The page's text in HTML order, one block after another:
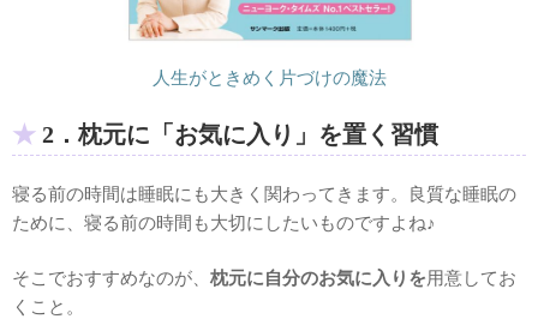
人生がときめく片づけの魔法
2．枕元に「お気に入り」を置く習慣
寝る前の時間は睡眠にも大きく関わってきます。良質な睡眠の
ために、寝る前の時間も大切にしたいものですよね♪
そこでおすすめなのが、 枕元に自分のお気に入りを用意してお
くこと。